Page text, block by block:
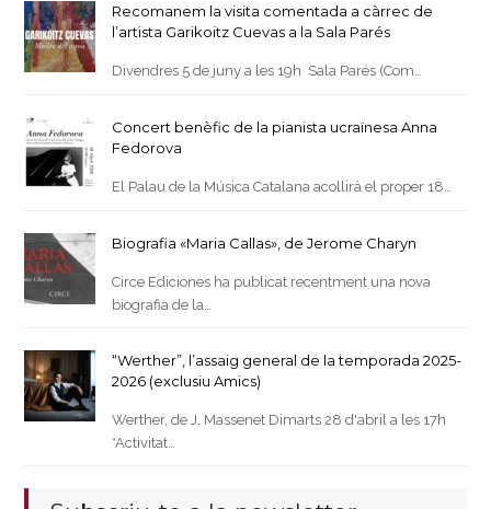
Recomanem la visita comentada a càrrec de
l’artista Garikoitz Cuevas a la Sala Parés
Divendres 5 de juny a les 19h Sala Parés (Com…
Concert benèfic de la pianista ucraïnesa Anna
Fedorova
El Palau de la Música Catalana acollirà el proper 18…
Biografia «Maria Callas», de Jerome Charyn
Circe Ediciones ha publicat recentment una nova
biografia de la…
“Werther”, l’assaig general de la temporada 2025-
2026 (exclusiu Amics)
Werther, de J. Massenet Dimarts 28 d'abril a les 17h
*Activitat…